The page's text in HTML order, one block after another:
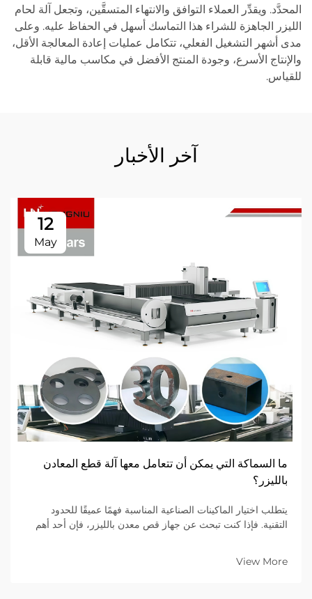
المحدَّد. ويقدِّر العملاء التوافق والانتهاء المتسقَّين، وتجعل آلة لحام
الليزر الجاهزة للشراء هذا التماسك أسهل في الحفاظ عليه. وعلى
مدى أشهر التشغيل الفعلي، تتكامل عمليات إعادة المعالجة الأقل،
والإنتاج الأسرع، وجودة المنتج الأفضل في مكاسب مالية قابلة
للقياس.
آخر الأخبار
12
May
ما السماكة التي يمكن أن تتعامل معها آلة قطع المعادن
بالليزر؟
يتطلب اختيار الماكينات الصناعية المناسبة فهمًا عميقًا للحدود
التقنية. فإذا كنت تبحث عن جهاز قص معدن بالليزر، فإن أحد أهم
View More